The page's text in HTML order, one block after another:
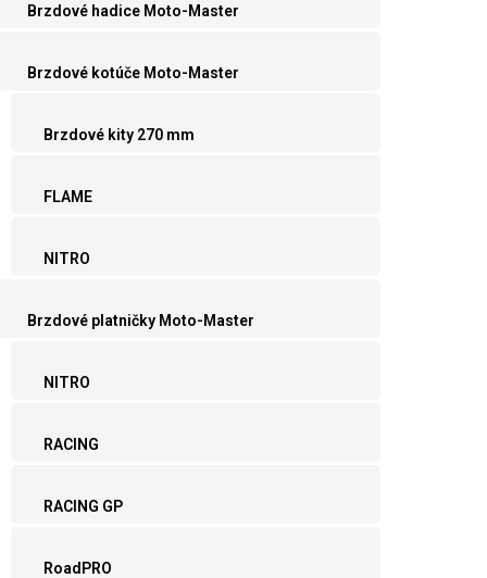
Brzdové hadice Moto-Master
Brzdové kotúče Moto-Master
Brzdové kity 270 mm
FLAME
NITRO
Brzdové platničky Moto-Master
NITRO
RACING
RACING GP
RoadPRO